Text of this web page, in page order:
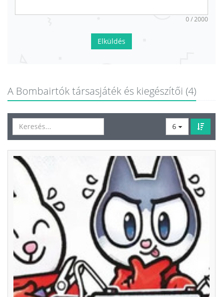
0 / 2000
Elküldés
A Bombairtók társasjáték és kiegészítői (4)
6